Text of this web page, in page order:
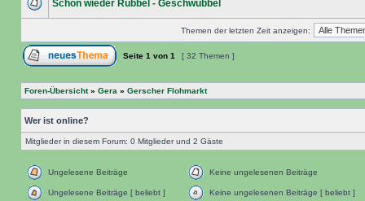
Schon wieder Rubbel - Geschwubbel
Themen der letzten Zeit anzeigen:
Seite 1 von 1 [ 32 Themen ]
Foren-Übersicht» Gera » Gerscher Flohmarkt
Wer ist online?
Mitglieder in diesem Forum: 0 Mitglieder und 2 Gäste
Ungelesene Beiträge Keine ungelesenen Beiträge
Ungelesene Beiträge [ beliebt ] Keine ungelesenen Beiträge [ beliebt ]